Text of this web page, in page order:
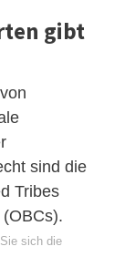
gibt
sind die
Tribes
sich die